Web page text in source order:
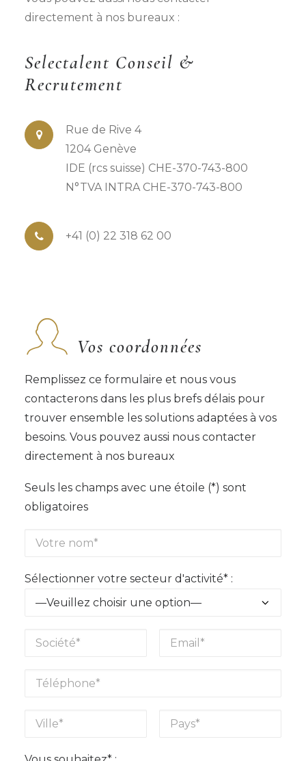
directement à nos bureaux :
Selectalent Conseil &
Recrutement
Rue de Rive 4
1204 Genève
IDE (rcs suisse) CHE-370-743-800
N°TVA INTRA CHE-370-743-800
+41 (0) 22 318 62 00
Vos coordonnées
Remplissez ce formulaire et nous vous
contacterons dans les plus brefs délais pour
trouver ensemble les solutions adaptées à vos
besoins. Vous pouvez aussi nous contacter
directement à nos bureaux
Seuls les champs avec une étoile (*) sont
obligatoires
Sélectionner votre secteur d'activité* :